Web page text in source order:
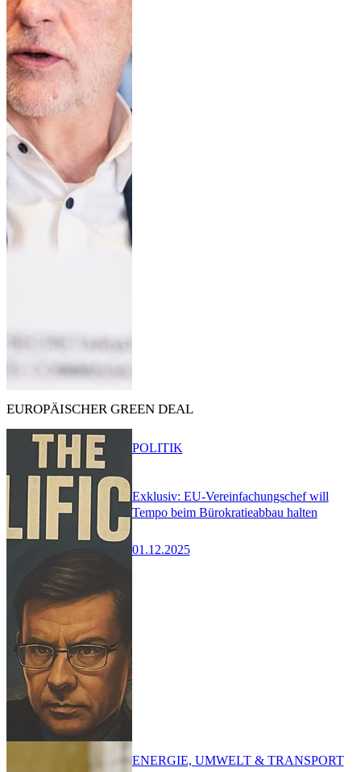
EUROPÄISCHER GREEN DEAL
Exklusiv: EU-Vereinfachungschef will
Tempo beim Bürokratieabbau halten
01.12.2025
POLITIK
ENERGIE, UMWELT & TRANSPORT